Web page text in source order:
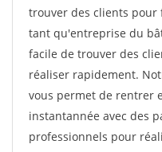
trouver des clients pour
tant qu'entreprise du
facile de trouver des
réaliser rapidement.
vous permet de rentrer
instantannée avec des
professionnels pour